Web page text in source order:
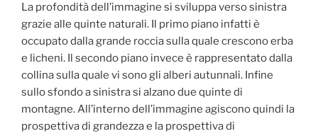
La profondità dell’immagine si sviluppa verso sinistra
grazie alle quinte naturali. Il primo piano infatti è
occupato dalla grande roccia sulla quale crescono erba
e licheni. Il secondo piano invece è rappresentato dalla
collina sulla quale vi sono gli alberi autunnali. Infine
sullo sfondo a sinistra si alzano due quinte di
montagne. All’interno dell’immagine agiscono quindi la
prospettiva di grandezza e la prospettiva di